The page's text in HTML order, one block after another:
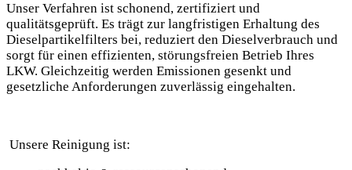
Unser Verfahren ist schonend, zertifiziert und
qualitätsgeprüft. Es trägt zur langfristigen Erhaltung des
Dieselpartikelfilters bei, reduziert den Dieselverbrauch und
sorgt für einen effizienten, störungsfreien Betrieb Ihres
LKW. Gleichzeitig werden Emissionen gesenkt und
gesetzliche Anforderungen zuverlässig eingehalten.
Unsere Reinigung ist: